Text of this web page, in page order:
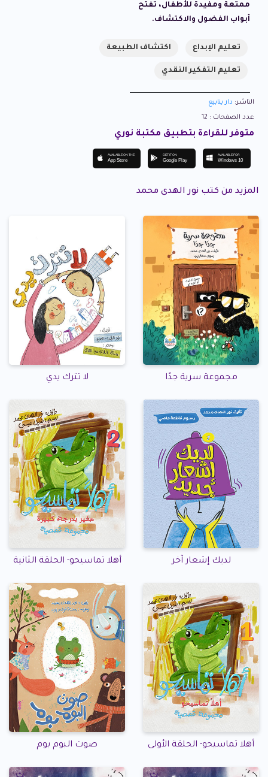
ممتعة ومفيدة للأطفال، تفتح
أبواب الفضول والاكتشاف.
تعليم الإبداع اكتشاف الطبيعة
تعليم التفكير النقدي
الناشر: دار ينابيع
عدد الصفحات : 12
متوفر للقراءة بتطبيق مكتبة نوري
AVAILABLE ON THE
App Store
GET IT ON
Google Play
AVAILABLE FOR
Windows 10
المزيد من كتب نور الهدى محمد
مجموعة سرية جدًا لا تترك يدي
لديك إشعار آخر أهلا تماسيحو- الحلقة الثانية
أهلا تماسيحو- الحلقة الأولى صوت البوم بوم